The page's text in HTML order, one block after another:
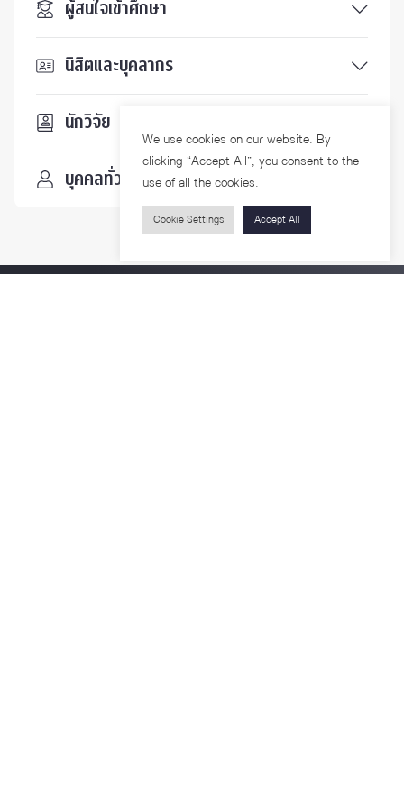
ผู้สนใจเข้าศึกษา
นิสิตและบุคลากร
นักวิจัย
บุคคลทั่วไป
We use cookies on our website. By
clicking “Accept All”, you consent to the
use of all the cookies.
Cookie Settings Accept All